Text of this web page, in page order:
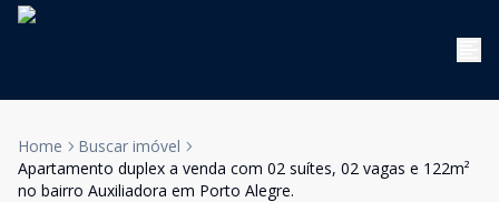
Home
Buscar imóvel
Apartamento duplex a venda com 02 suítes, 02 vagas e 122m²
no bairro Auxiliadora em Porto Alegre.